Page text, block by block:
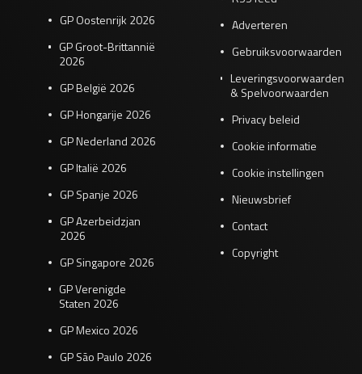
GP Oostenrijk 2026
GP Groot-Brittannië
2026
GP België 2026
GP Hongarije 2026
GP Nederland 2026
GP Italië 2026
GP Spanje 2026
GP Azerbeidzjan
2026
GP Singapore 2026
GP Verenigde
Staten 2026
GP Mexico 2026
GP São Paulo 2026
Adverteren
Gebruiksvoorwaarden
Leveringsvoorwaarden
& Spelvoorwaarden
Privacy beleid
Cookie informatie
Cookie instellingen
Nieuwsbrief
Contact
Copyright